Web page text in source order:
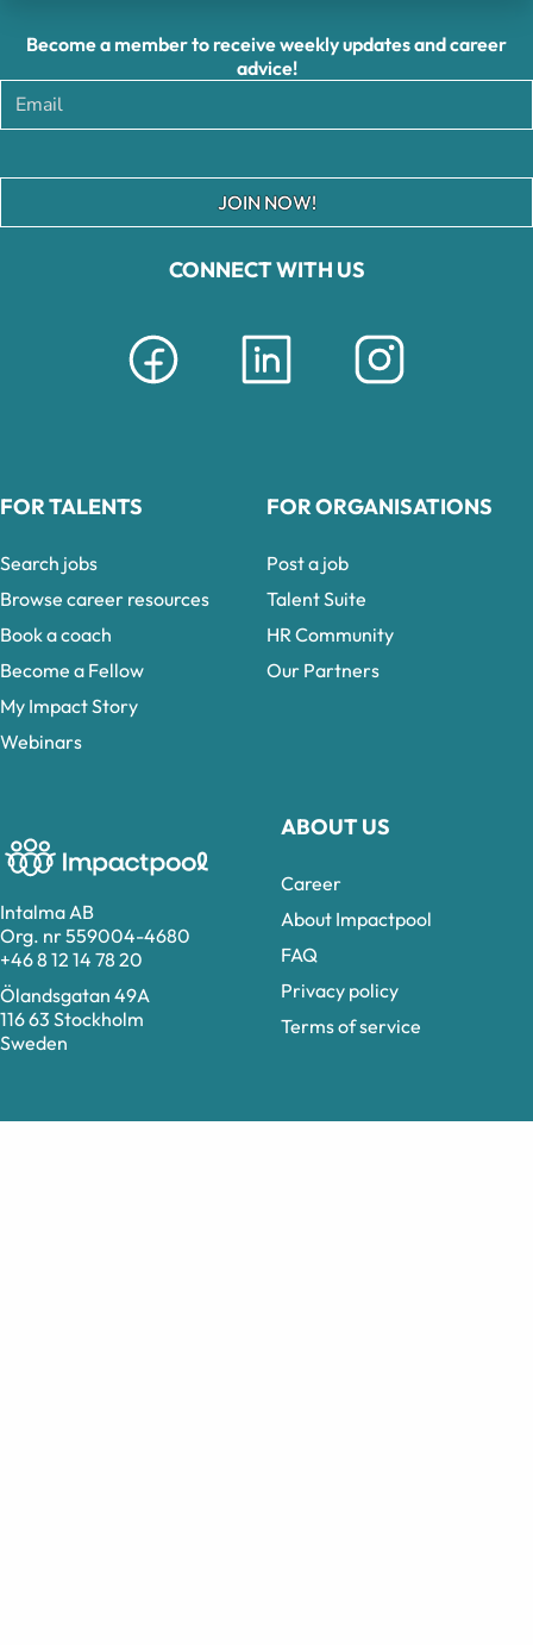
Intalma AB
Org. nr 559004-4680
+46 8 12 14 78 20
Ölandsgatan 49A
116 63 Stockholm
Sweden
CONNECT WITH US
ABOUT US
Career
About Impactpool
FAQ
Privacy policy
Terms of service
Become a member to receive weekly updates and career
advice!
JOIN NOW!
FOR TALENTS
Search jobs
Browse career resources
Book a coach
Become a Fellow
My Impact Story
Webinars
FOR ORGANISATIONS
Post a job
Talent Suite
HR Community
Our Partners